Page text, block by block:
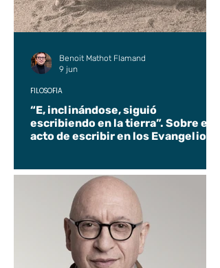
“E, inclinándose, siguió
escribiendo en la tierra”. Sobre el
acto de escribir en los Evangelios.
FILOSOFÍA
Benoit Mathot Flamand
9 jun